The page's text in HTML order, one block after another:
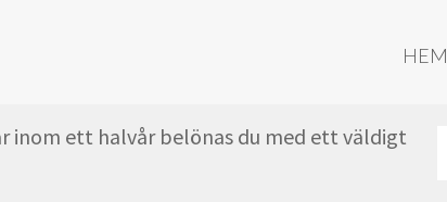
HEM
inom ett halvår belönas du med ett väldigt